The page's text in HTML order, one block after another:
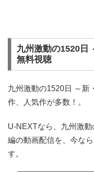
九州激動の1520日
無料視聴
九州激動の1520日 ～新
作、人気作が多数！。
U-NEXTなら、九州激
編の動画配信を、今なら
す。